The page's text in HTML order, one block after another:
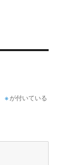
※ が付いている